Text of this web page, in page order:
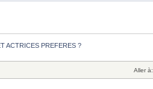
ACTRICES PREFERES ?
Aller à: